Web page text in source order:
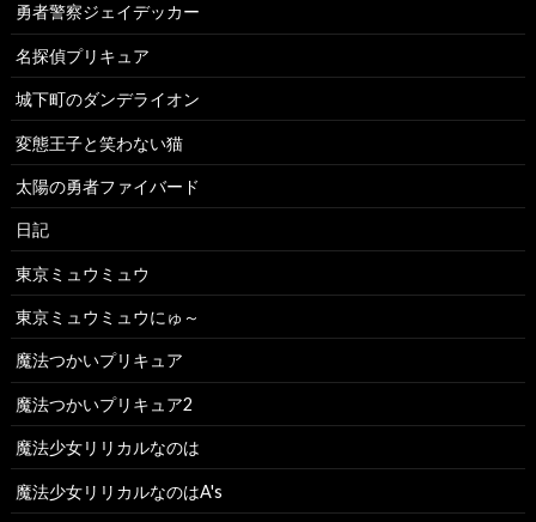
勇者警察ジェイデッカー
名探偵プリキュア
城下町のダンデライオン
変態王子と笑わない猫
太陽の勇者ファイバード
日記
東京ミュウミュウ
東京ミュウミュウにゅ～
魔法つかいプリキュア
魔法つかいプリキュア2
魔法少女リリカルなのは
魔法少女リリカルなのはA's